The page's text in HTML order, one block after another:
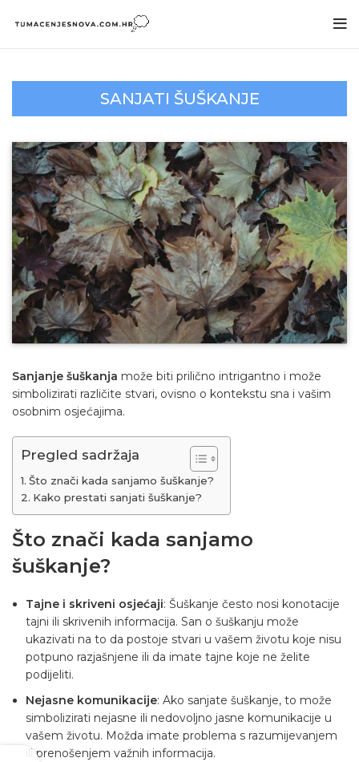
SANJATI ŠUŠKANJE
Sanjanje šuškanja može biti prilično intrigantno i može
simbolizirati različite stvari, ovisno o kontekstu sna i vašim
osobnim osjećajima.
Pregled sadržaja
Što znači kada sanjamo šuškanje?
Kako prestati sanjati šuškanje?
Što znači kada sanjamo
šuškanje?
Tajne i skriveni osjećaji: Šuškanje često nosi konotacije
tajni ili skrivenih informacija. San o šuškanju može
ukazivati na to da postoje stvari u vašem životu koje nisu
potpuno razjašnjene ili da imate tajne koje ne želite
podijeliti.
Nejasne komunikacije: Ako sanjate šuškanje, to može
simbolizirati nejasne ili nedovoljno jasne komunikacije u
vašem životu. Možda imate problema s razumijevanjem
ili prenošenjem važnih informacija.